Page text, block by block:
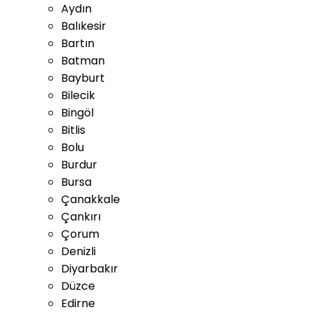
Aydın
Balıkesir
Bartın
Batman
Bayburt
Bilecik
Bingöl
Bitlis
Bolu
Burdur
Bursa
Çanakkale
Çankırı
Çorum
Denizli
Diyarbakır
Düzce
Edirne